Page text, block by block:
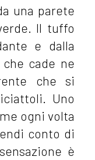
una parete
Il tuffo
e dalla
cade ne
che si
Uno
ogni volta
conto di
è